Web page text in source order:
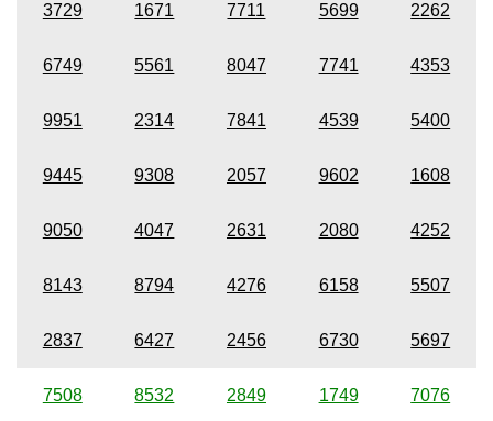
3729 1671 7711 5699 2262
6749 5561 8047 7741 4353
9951 2314 7841 4539 5400
9445 9308 2057 9602 1608
9050 4047 2631 2080 4252
8143 8794 4276 6158 5507
2837 6427 2456 6730 5697
7508 8532 2849 1749 7076